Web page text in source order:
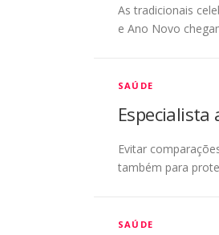
As tradicionais
e Ano Novo
SAÚDE
Evitar
também para
SAÚDE